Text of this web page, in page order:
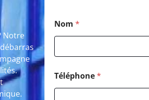
Notre
Nom *
Téléphone*